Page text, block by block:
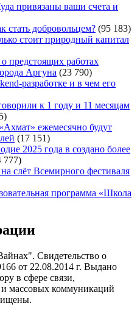
привязаны ваши счета и
стать добровольцем? (95 183)
стоит природный капитал
работах
Аргуна (23 790)
разработке и в чем его
к 1 году и 11 месяцам
ежемесячно будут
(17 151)
2025 года в создано более
777)
слёт Всемирного фестиваля
программа «Школа
Свидетельство о
от 22.08.2014 г. Выдано
в сфере связи,
массовых коммуникаций